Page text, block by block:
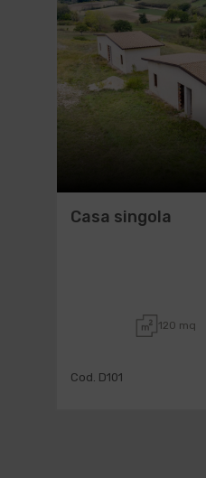
Casa singola
120 mq
Cod. D101